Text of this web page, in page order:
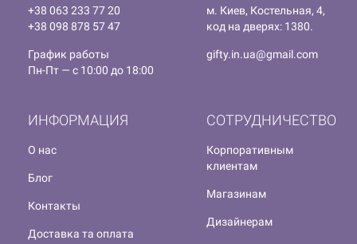
+38 063 233 77 20
+38 098 878 57 47
м. Киев, Костельная, 4,
код на дверях: 1380.
График работы
Пн-Пт — с 10:00 до 18:00
gifty.in.ua@gmail.com
СОТРУДНИЧЕСТВО
Корпоративным
клиентам
Магазинам
Дизайнерам
ИНФОРМАЦИЯ
О нас
Блог
Контакты
Доставка та оплата